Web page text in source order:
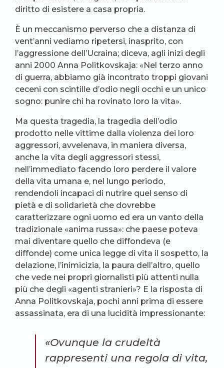
diritto di esistere a casa propria.
È un meccanismo perverso che a distanza di
vent’anni vediamo ripetersi, inasprito, con
l’aggressione dell’Ucraina; diceva, agli inizi degli
anni 2000 Anna Politkovskaja: «Nel terzo anno
di guerra, abbiamo già incontrato troppi giovani
ceceni con scintille d’odio negli occhi e un unico
sogno: punire chi ha rovinato loro la vita».
Ma questa tragedia, la tragedia dell’odio
prodotto nelle vittime dalla violenza dei loro
aggressori, avvelenava, in maniera diversa,
anche la vita degli aggressori stessi,
nell’immediato facendo loro perdere il valore
della vita umana e, nel lungo periodo,
rendendoli incapaci di nutrire quel senso di
pietà e di solidarietà che dovrebbe
caratterizzare ogni uomo ed era un vanto della
tradizionale «anima russa»: che paese poteva
mai diventare quello che diffondeva (e
diffonde) come unica legge di vita il sospetto, la
delazione, l’inimicizia, la paura dell’altro, quello
che vede nei propri giornalisti più attenti nulla
più che degli «agenti stranieri»? E la risposta di
Anna Politkovskaja, pochi anni prima di essere
assassinata, era di una lucidità impressionante:
«Ovunque la crudeltà
rappresenti una regola di vita,